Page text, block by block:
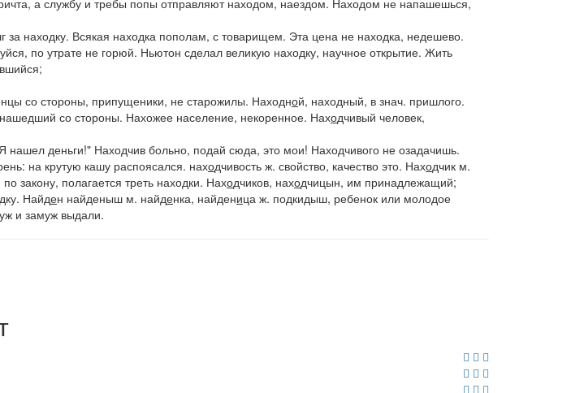
за находку. Всякая находка пополам, с товарищем. Эта цена не находка, недешево.
по утрате не горюй. Ньютон сделал великую находку, научное открытие. Жить
со стороны, припущеники, не старожилы. Находной, находный, в знач. пришлого.
со стороны. Нахожее население, некоренное. Находчивый человек,
нашел деньги!" Находчив больно, подай сюда, это мои! Находчивого не озадачишь.
на крутую кашу распоясался. находчивость ж. свойство, качество это. Находчик м.
закону, полагается треть находки. Находчиков, находчицын, им принадлежащий;
Найден найденыш м. найденка, найденица ж. подкидыш, ребенок или молодое
и замуж выдали.